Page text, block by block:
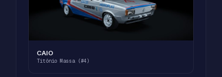
CAIO
Titônio Massa (#4)